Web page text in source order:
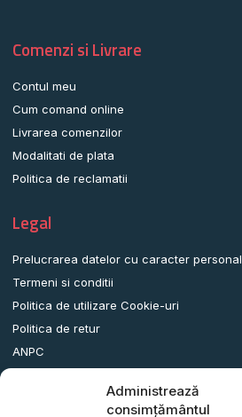
Administrează
consimțământul
Comenzi si Livrare
Contul meu
Cum comand online
Livrarea comenzilor
Modalitati de plata
Politica de reclamatii
Legal
Prelucrarea datelor cu caracter personal
Termeni si conditii
Politica de utilizare Cookie-uri
Politica de retur
ANPC